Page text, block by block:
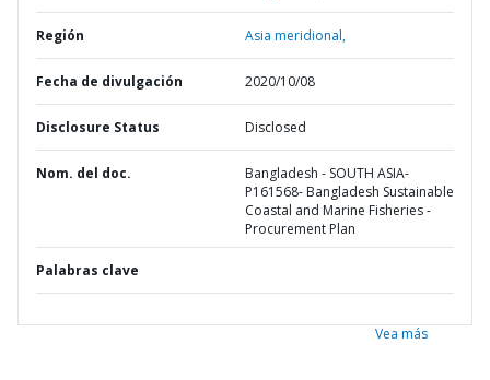
Región Asia meridional,
Fecha de divulgación 2020/10/08
Disclosure Status Disclosed
Nom. del doc.
Bangladesh - SOUTH ASIA-
P161568- Bangladesh Sustainable
Coastal and Marine Fisheries -
Procurement Plan
Palabras clave
Vea más